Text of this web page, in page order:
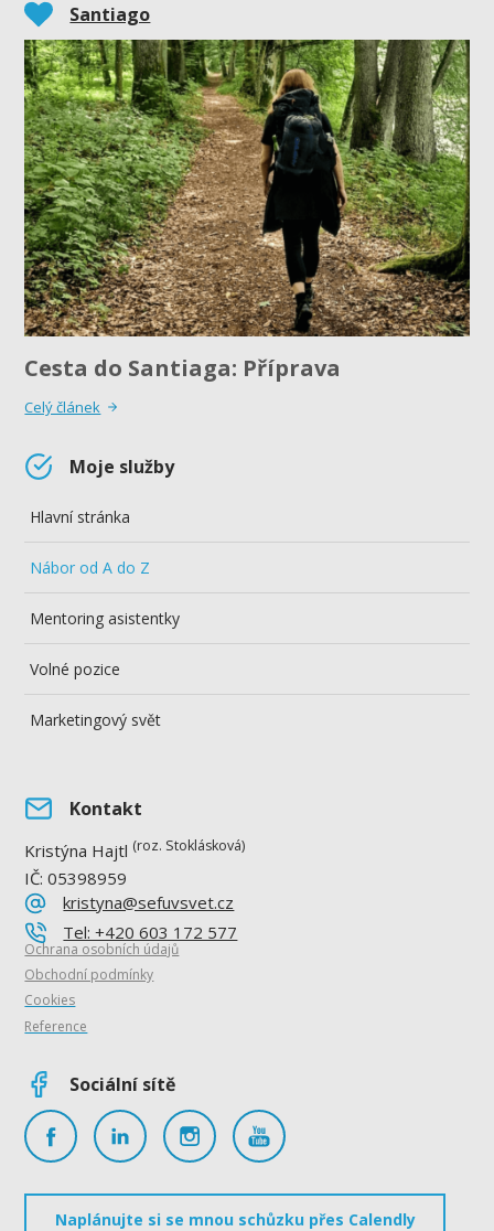
Santiago
Cesta do Santiaga: Příprava
Celý článek
Moje služby
Hlavní stránka
Nábor od A do Z
Mentoring asistentky
Volné pozice
Marketingový svět
Kontakt
Kristýna Hajtl (roz. Stoklásková)
IČ: 05398959
kristyna@sefuvsvet.cz
Tel: +420 603 172 577
Ochrana osobních údajů
Obchodní podmínky
Cookies
Reference
Sociální sítě
Naplánujte si se mnou schůzku přes Calendly